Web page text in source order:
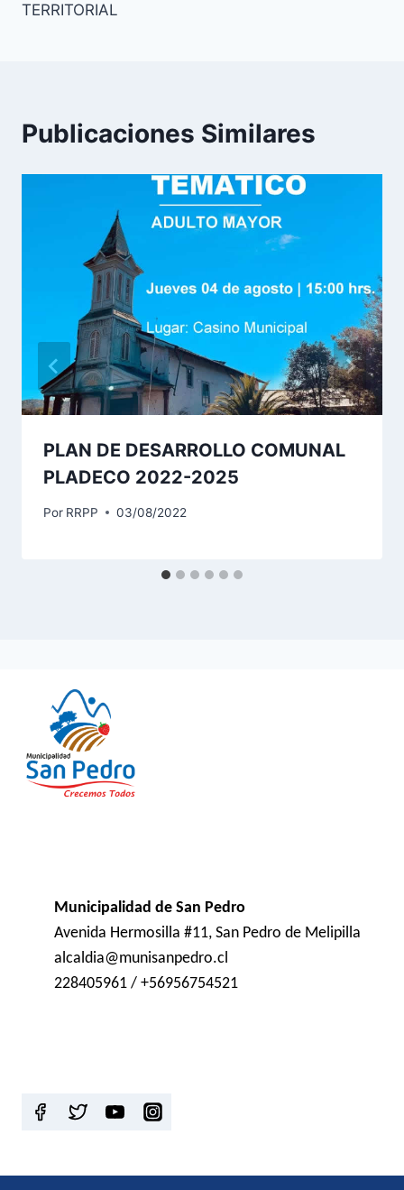
TERRITORIAL
Publicaciones Similares
PLAN DE DESARROLLO COMUNAL
PLADECO 2022-2025
Por RRPP 03/08/2022
Municipalidad de San Pedro
Avenida Hermosilla #11, San Pedro de Melipilla
alcaldia@munisanpedro.cl
228405961 / +56956754521